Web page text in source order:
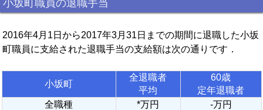
小坂町職員の退職手当
2016年4月1日から2017年3月31日までの期間に退職した小坂
町職員に支給された退職手当の支給額は次の通りです．
小坂町
全退職者
平均
60歳
定年退職者
全職種
*万円
-万円